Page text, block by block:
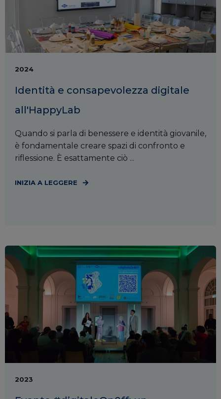
2024
Identità e consapevolezza digitale
all'HappyLab
Quando si parla di benessere e identità giovanile,
è fondamentale creare spazi di confronto e
riflessione. È esattamente ciò ...
INIZIA A LEGGERE
2023